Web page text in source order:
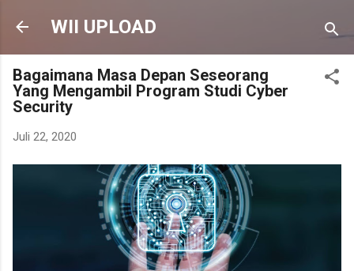
Langsung ke konten utama
WII UPLOAD
Bagaimana Masa Depan Seseorang
Yang Mengambil Program Studi Cyber
Security
Juli 22, 2020